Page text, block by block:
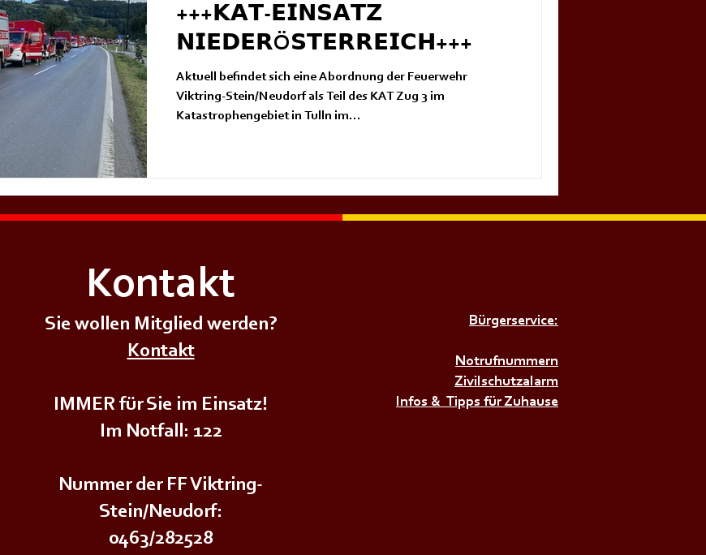
+++𝗞𝗔𝗧-𝗘𝗜𝗡𝗦𝗔𝗧𝗭
𝗡𝗜𝗘𝗗𝗘𝗥Ö𝗦𝗧𝗘𝗥𝗥𝗘𝗜𝗖𝗛+++
Aktuell befindet sich eine Abordnung der Feuerwehr
Viktring-Stein/Neudorf als Teil des KAT Zug 3 im
Katastrophengebiet in Tulln im...
Kontakt
Sie wollen Mitglied werden?
Kontakt
IMMER für Sie im Einsatz!
Im Notfall: 122
Nummer der FF Viktring-
Stein/Neudorf:
0463/282528
Bürgerservice:
Notrufnummern
Zivilschutzalarm
Infos & Tipps für Zuhause